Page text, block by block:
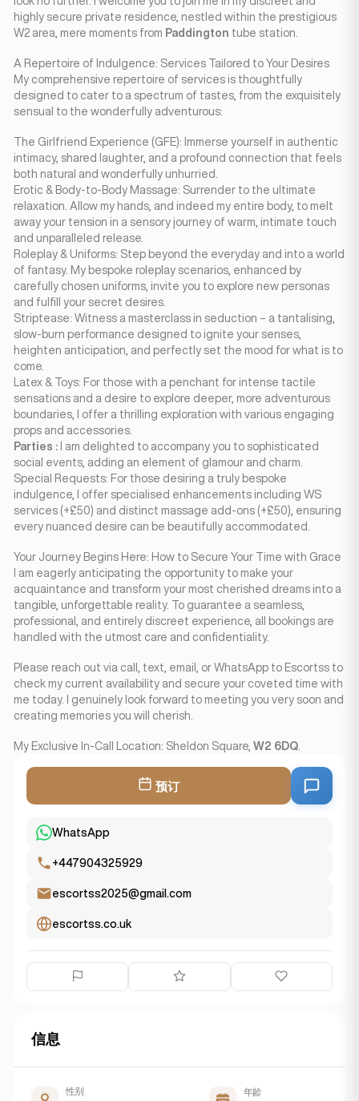
highly secure private residence, nestled within the prestigious
W2 area, mere moments from Paddington tube station.
A Repertoire of Indulgence: Services Tailored to Your Desires
My comprehensive repertoire of services is thoughtfully
designed to cater to a spectrum of tastes, from the exquisitely
sensual to the wonderfully adventurous:
The Girlfriend Experience (GFE): Immerse yourself in authentic
intimacy, shared laughter, and a profound connection that feels
both natural and wonderfully unhurried.
Erotic & Body-to-Body Massage: Surrender to the ultimate
relaxation. Allow my hands, and indeed my entire body, to melt
away your tension in a sensory journey of warm, intimate touch
and unparalleled release.
Roleplay & Uniforms: Step beyond the everyday and into a world
of fantasy. My bespoke roleplay scenarios, enhanced by
carefully chosen uniforms, invite you to explore new personas
and fulfill your secret desires.
Striptease: Witness a masterclass in seduction – a tantalising,
slow-burn performance designed to ignite your senses,
heighten anticipation, and perfectly set the mood for what is to
come.
Latex & Toys: For those with a penchant for intense tactile
sensations and a desire to explore deeper, more adventurous
boundaries, I offer a thrilling exploration with various engaging
props and accessories.
Parties : I am delighted to accompany you to sophisticated
social events, adding an element of glamour and charm.
Special Requests: For those desiring a truly bespoke
indulgence, I offer specialised enhancements including WS
services (+£50) and distinct massage add-ons (+£50), ensuring
every nuanced desire can be beautifully accommodated.
Your Journey Begins Here: How to Secure Your Time with Grace
I am eagerly anticipating the opportunity to make your
acquaintance and transform your most cherished dreams into a
tangible, unforgettable reality. To guarantee a seamless,
professional, and entirely discreet experience, all bookings are
handled with the utmost care and confidentiality.
Please reach out via call, text, email, or WhatsApp to Escortss to
check my current availability and secure your coveted time with
me today. I genuinely look forward to meeting you very soon and
creating memories you will cherish.
My Exclusive In-Call Location: Sheldon Square, W2 6DQ
预订
WhatsApp
+447904325929
escortss2025@gmail.com
escortss.co.uk
信息
性别 年龄